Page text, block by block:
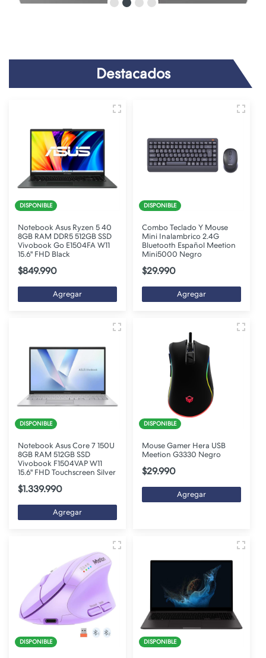
Destacados
DISPONIBLE
Notebook Asus Ryzen 5 40
8GB RAM DDR5 512GB SSD
Vivobook Go E1504FA W11
15.6" FHD Black
$849.990
Agregar
DISPONIBLE
Combo Teclado Y Mouse
Mini Inalambrico 2.4G
Bluetooth Español Meetion
Mini5000 Negro
$29.990
Agregar
DISPONIBLE
Notebook Asus Core 7 150U
8GB RAM 512GB SSD
Vivobook F1504VAP W11
15.6" FHD Touchscreen Silver
$1.339.990
Agregar
DISPONIBLE
Mouse Gamer Hera USB
Meetion G3330 Negro
$29.990
Agregar
DISPONIBLE DISPONIBLE